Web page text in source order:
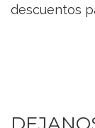
descuentos